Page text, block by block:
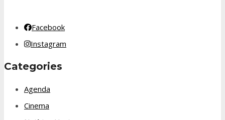
Facebook
Instagram
Categories
Agenda
Cinema